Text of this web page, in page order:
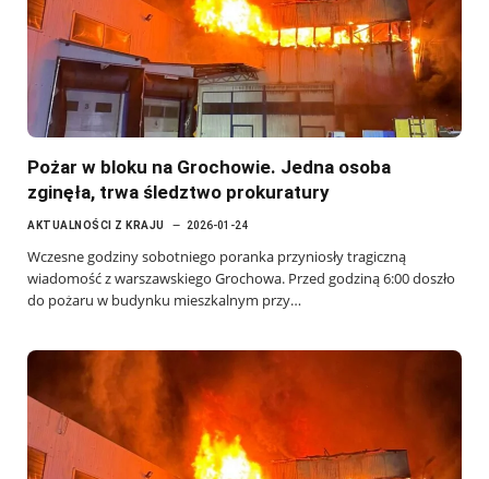
Pożar w bloku na Grochowie. Jedna osoba
zginęła, trwa śledztwo prokuratury
AKTUALNOŚCI Z KRAJU 2026-01-24
Wczesne godziny sobotniego poranka przyniosły tragiczną
wiadomość z warszawskiego Grochowa. Przed godziną 6:00 doszło
do pożaru w budynku mieszkalnym przy…